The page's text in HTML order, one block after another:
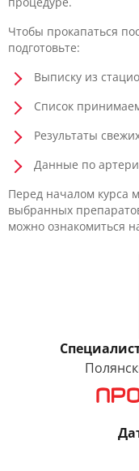
Чтобы прокапаться
подготовьте:
Выписку из
Список
Результаты
Данные по
Перед началом курса
выбранных
можно ознакомиться